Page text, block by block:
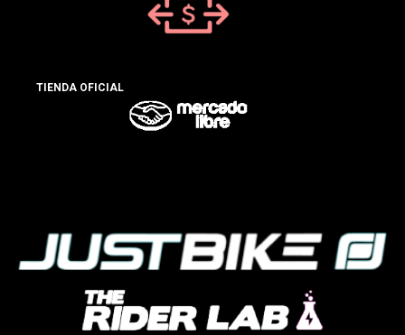
TIENDA OFICIAL